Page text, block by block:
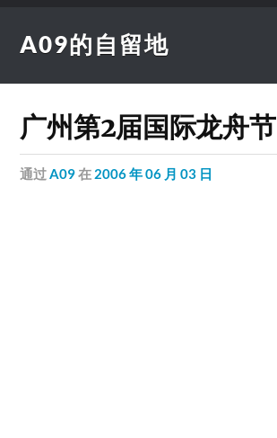
A09的自留地
广州第2届国际龙舟节
通过A09在 2006 年 06 月 03 日